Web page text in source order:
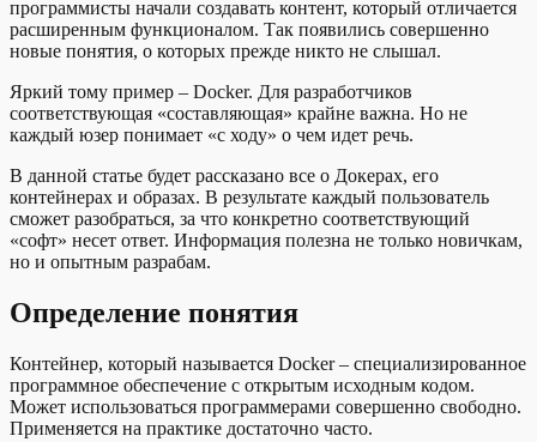
программисты начали создавать контент, который отличается
расширенным функционалом. Так появились совершенно
новые понятия, о которых прежде никто не слышал.
Яркий тому пример – Docker. Для разработчиков
соответствующая «составляющая» крайне важна. Но не
каждый юзер понимает «с ходу» о чем идет речь.
В данной статье будет рассказано все о Докерах, его
контейнерах и образах. В результате каждый пользователь
сможет разобраться, за что конкретно соответствующий
«софт» несет ответ. Информация полезна не только новичкам,
но и опытным разрабам.
Определение понятия
Контейнер, который называется Docker – специализированное
программное обеспечение с открытым исходным кодом.
Может использоваться программерами совершенно свободно.
Применяется на практике достаточно часто.